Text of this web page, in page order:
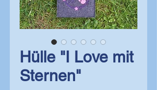
Hülle "I Love mit
Sternen"